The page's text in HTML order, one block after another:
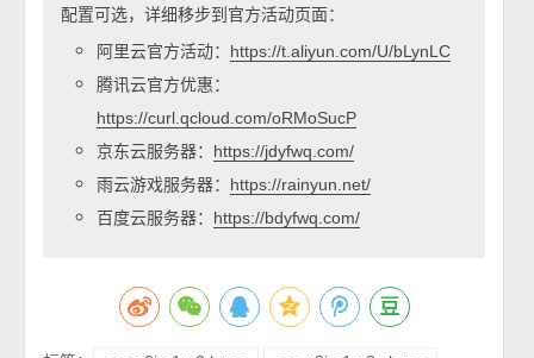
配置可选，详细移步到官方活动页面：
阿里云官方活动：
https://t.aliyun.com/U/bLynLC
腾讯云官方优惠：
https://curl.qcloud.com/oRMoSucP
京东云服务器： https://jdyfwq.com/
雨云游戏服务器： https://rainyun.net/
百度云服务器： https://bdyfwq.com/